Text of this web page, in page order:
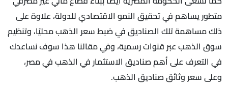
متطور يساهم في تحقيق النمو الاقتصادي للدولة، علاوة على
ذلك مساهمة تلك الصناديق في ضبط سعر الذهب محليًا، وتنظيم
سوق الذهب عبر قنوات رسمية، وفي مقالنا هذا سوف نساعدك
في التعرف على أهم صناديق الاستثمار في الذهب في مصر،
وعلى سعر وثائق صناديق الذهب.